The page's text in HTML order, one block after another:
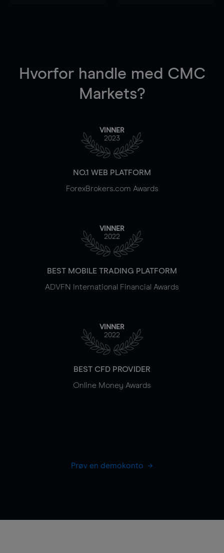
Hvorfor handle med CMC
Markets?
VINNER
2023
NO.1 WEB PLATFORM
ForexBrokers.com Awards
VINNER
2022
BEST MOBILE TRADING PLATFORM
ADVFN International Financial Awards
VINNER
2022
BEST CFD PROVIDER
Online Money Awards
Prøv en demokonto